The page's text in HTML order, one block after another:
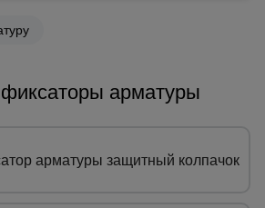
арматуры
арматуры защитный колпачок
тенты,
брезенты